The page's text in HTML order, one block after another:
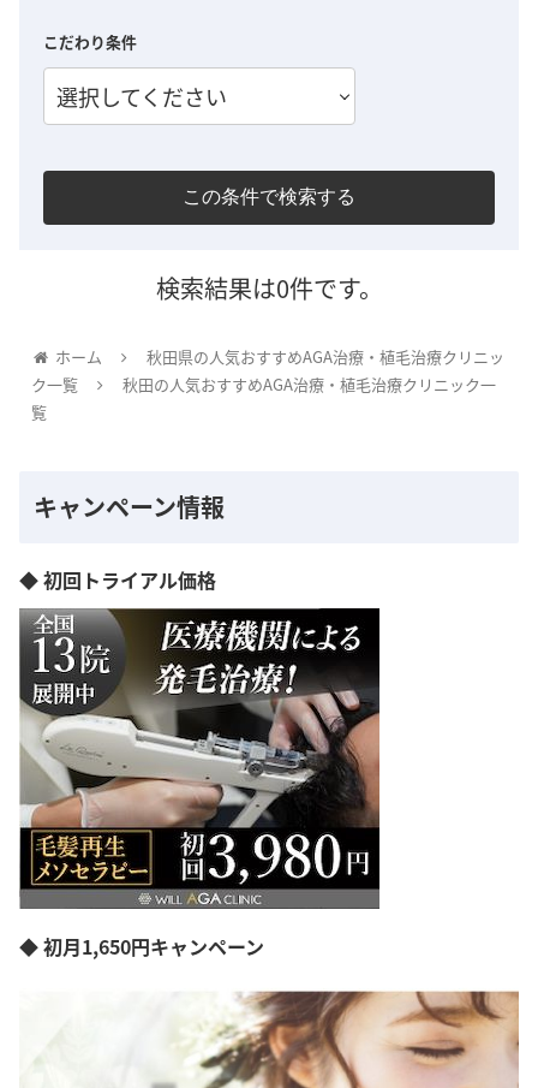
こだわり条件
選択してください
この条件で検索する
検索結果は0件です。
ホーム
秋田県の人気おすすめAGA治療・植毛治療クリニッ
ク一覧
秋田の人気おすすめAGA治療・植毛治療クリニック一
覧
キャンペーン情報
◆ 初回トライアル価格
◆ 初月1,650円キャンペーン